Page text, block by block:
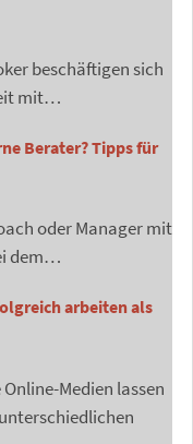
beschäftigen sich
mit…
Berater? Tipps für
oder Manager mit
dem…
arbeiten als
Medien lassen